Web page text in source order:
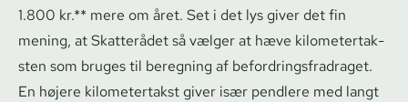
1.800 kr.** mere om året. Set i det lys giver det fin
mening, at Skatterådet så vælger at hæve ki­lo­me­tertak­
sten som bruges til beregning af be­for­drings­fradra­get.
En højere kilometertakst giver især pendlere med langt